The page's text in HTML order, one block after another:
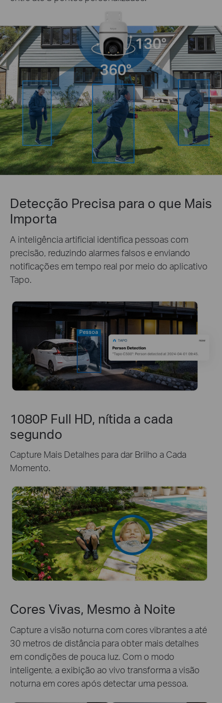
Detecção Precisa para o que Mais
Importa
A inteligência artificial identifica pessoas com
precisão, reduzindo alarmes falsos e enviando
notificações em tempo real por meio do aplicativo
Tapo.
Pessoa
1080P Full HD, nítida a cada
segundo
Capture Mais Detalhes para dar Brilho a Cada
Momento.
Cores Vivas, Mesmo à Noite
Capture a visão noturna com cores vibrantes a até
30 metros de distância para obter mais detalhes
em condições de pouca luz. Com o modo
inteligente, a exibição ao vivo transforma a visão
noturna em cores após detectar uma pessoa.